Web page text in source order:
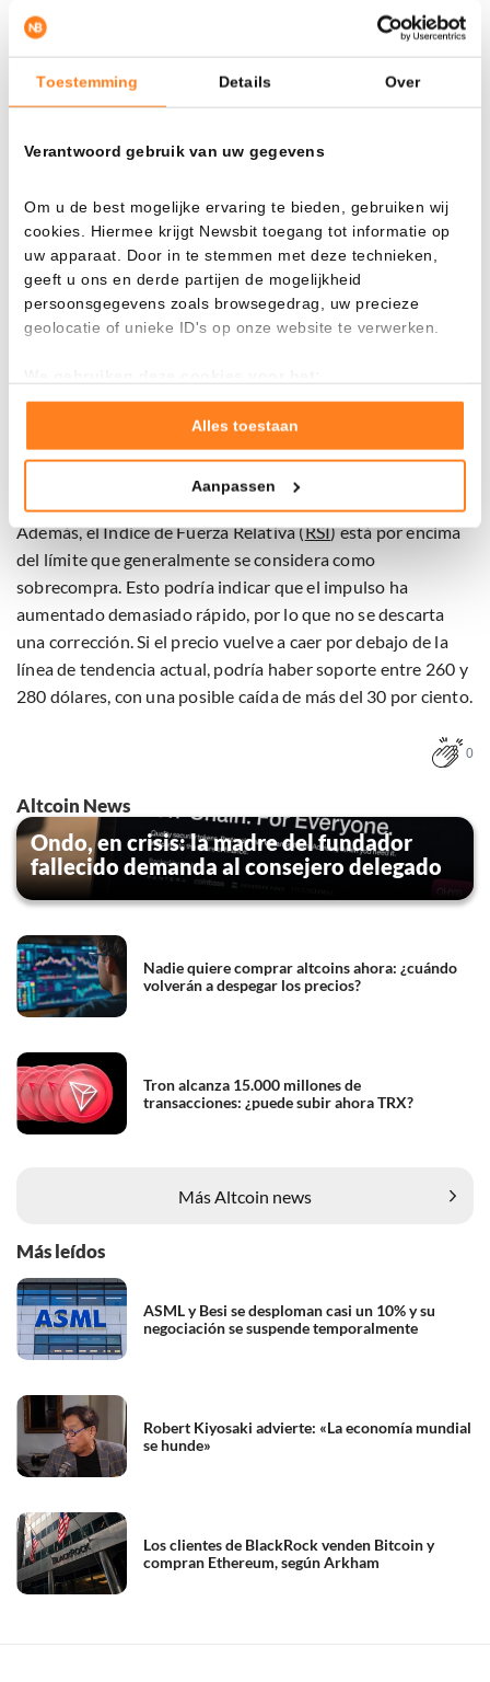
Toestemming Details Over
Verantwoord gebruik van uw gegevens
Om u de best mogelijke ervaring te bieden, gebruiken wij
cookies. Hiermee krijgt Newsbit toegang tot informatie op
uw apparaat. Door in te stemmen met deze technieken,
geeft u ons en derde partijen de mogelijkheid
persoonsgegevens zoals browsegedrag, uw precieze
geolocatie of unieke ID's op onze website te verwerken.
Goed laten functioneren van deze website
Verzamelen van gebruiksstatistieken
Tonen en meten van relevante advertenties
Klik hieronder om ons toestemming te geven om deze
maak gedetailleerde keuzes, waaronder het maken van
bezwaar tegen bedrijven die persoonsgegevens verwerken
op basis van gerechtvaardigd belang. U kunt uw privacy-
instellingen te allen tijde inzien en bijwerken door op de
tekst 'cookies' te klikken onderaan de pagina. Voor meer
informatie: zie onsprivacy- encookiestatement.
Alles toestaan
Aanpassen
un canal llamado
. Estos canales suelen
formarse después de una caída pronunciada y a menudo
de que Zcash tenga dificultades para mantenerse por
ese escenario.
Además, el Índice de Fuerza Relativa (RSI) está por encima
del límite que generalmente se considera como
sobrecompra. Esto podría indicar que el impulso ha
aumentado demasiado rápido, por lo que no se descarta
una corrección. Si el precio vuelve a caer por debajo de la
línea de tendencia actual, podría haber soporte entre 260 y
280 dólares, con una posible caída de más del 30 por ciento.
0
Altcoin News
Ondo, en crisis: la madre del fundador
fallecido demanda al consejero delegado
Nadie quiere comprar altcoins ahora: ¿cuándo
volverán a despegar los precios?
Tron alcanza 15.000 millones de
transacciones: ¿puede subir ahora TRX?
Más Altcoin news
Más leídos
ASML y Besi se desploman casi un 10% y su
negociación se suspende temporalmente
Robert Kiyosaki advierte: «La economía mundial
se hunde»
Los clientes de BlackRock venden Bitcoin y
compran Ethereum, según Arkham